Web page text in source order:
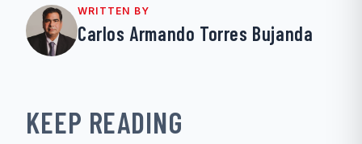
WRITTEN BY
Carlos Armando Torres Bujanda
KEEP READING